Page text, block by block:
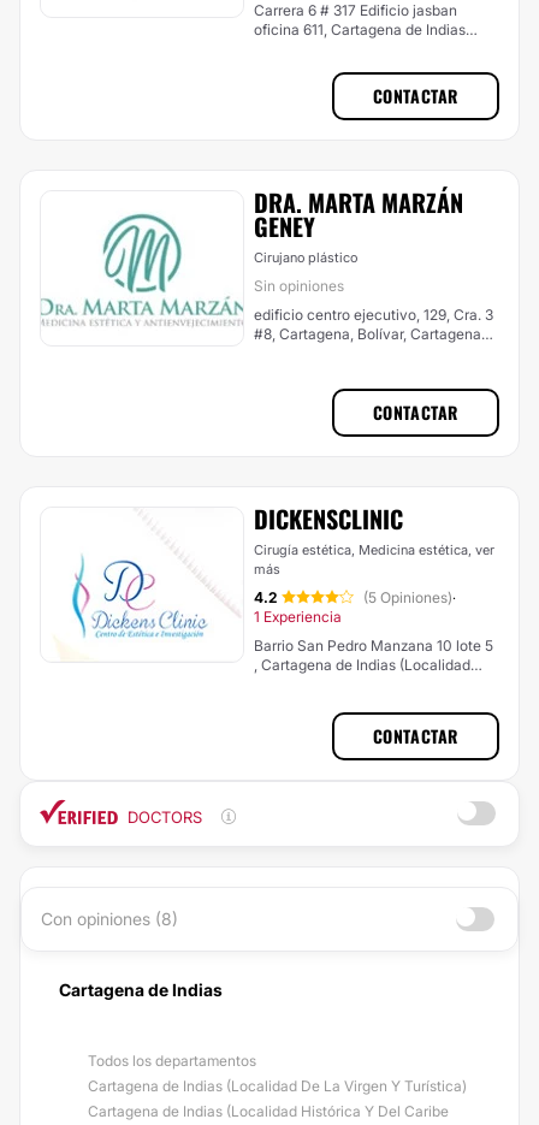
Carrera 6 # 317 Edificio jasban
oficina 611, Cartagena de Indias
CONTACTAR
DRA. MARTA MARZÁN
GENEY
Cirujano plástico
Sin opiniones
edificio centro ejecutivo, 129, Cra. 3
#8, Cartagena, Bolívar, Cartagena
CONTACTAR
DICKENSCLINIC
Cirugía estética, Medicina estética, ver
más
4.2 (5 Opiniones)·
1 Experiencia
Barrio San Pedro Manzana 10 lote 5
, Cartagena de Indias (Localidad
CONTACTAR
DOCTORS
Con opiniones (8)
Cartagena de Indias
Todos los departamentos
Cartagena de Indias (Localidad De La Virgen Y Turística)
Cartagena de Indias (Localidad Histórica Y Del Caribe